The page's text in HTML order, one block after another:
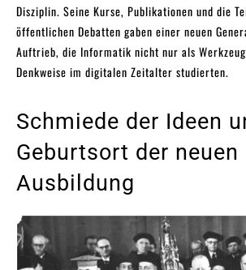
Disziplin. Seine Kurse, Publikationen und die
öffentlichen Debatten gaben einer neuen
Auftrieb, die Informatik nicht nur als
Denkweise im digitalen Zeitalter studierten.
Schmiede der Ideen
Geburtsort der neuen
Ausbildung